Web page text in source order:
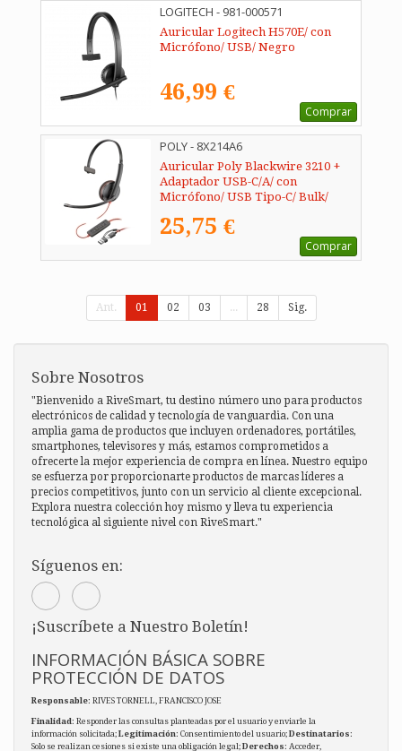
LOGITECH - 981-000571
Auricular Logitech H570E/ con
Micrófono/ USB/ Negro
46,99 €
Comprar
POLY - 8X214A6
Auricular Poly Blackwire 3210 +
Adaptador USB-C/A/ con
Micrófono/ USB Tipo-C/ Bulk/
25,75 €
Comprar
Ant. 01 02 03 ... 28 Sig.
Sobre Nosotros
"Bienvenido a RiveSmart, tu destino número uno para productos
electrónicos de calidad y tecnología de vanguardia. Con una
amplia gama de productos que incluyen ordenadores, portátiles,
smartphones, televisores y más, estamos comprometidos a
ofrecerte la mejor experiencia de compra en línea. Nuestro equipo
se esfuerza por proporcionarte productos de marcas líderes a
precios competitivos, junto con un servicio al cliente excepcional.
Explora nuestra colección hoy mismo y lleva tu experiencia
tecnológica al siguiente nivel con RiveSmart."
Síguenos en:
¡Suscríbete a Nuestro Boletín!
INFORMACIÓN BÁSICA SOBRE
PROTECCIÓN DE DATOS
Responsable: RIVES TORNELL, FRANCISCO JOSE
Finalidad: Responder las consultas planteadas por el usuario y enviarle la
información solicitada;Legitimación: Consentimiento del usuario;Destinatarios:
Solo se realizan cesiones si existe una obligación legal;Derechos: Acceder,